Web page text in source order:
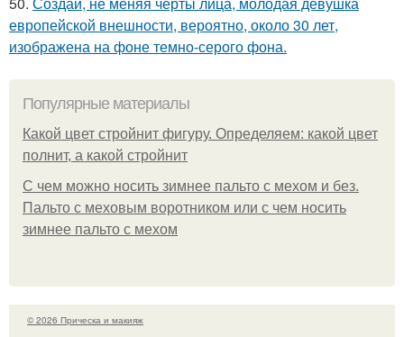
европейской внешности, вероятно, около 30 лет,
изображена на фоне темно-серого фона.
Популярные материалы
Какой цвет стройнит фигуру. Определяем: какой цвет
полнит, а какой стройнит
C чем можно носить зимнее пальто с мехом и без.
Пальто с меховым воротником или с чем носить
зимнее пальто с мехом
© 2026 Прическа и макияж